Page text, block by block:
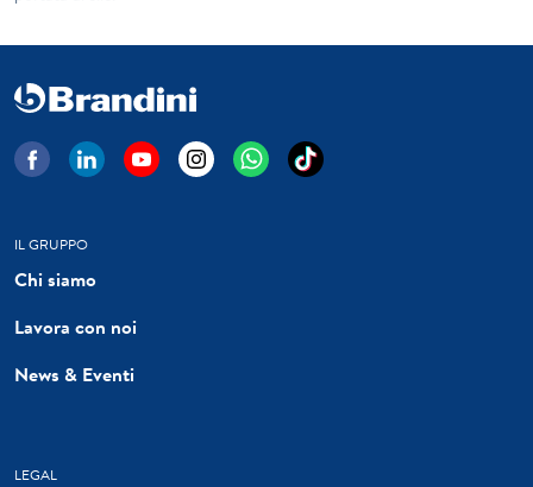
IL GRUPPO
Chi siamo
Lavora con noi
News & Eventi
LEGAL